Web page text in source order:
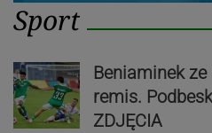
Sport
Beniaminek
remis.
ZDJĘCIA